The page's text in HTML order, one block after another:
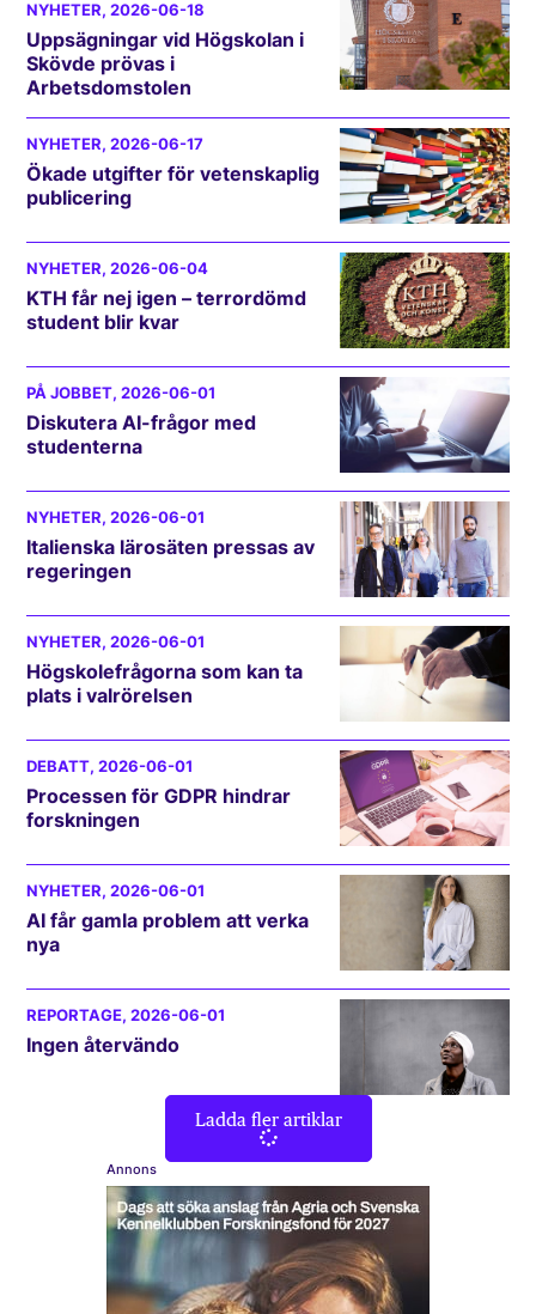
NYHETER, 2026-06-18
Uppsägningar vid Högskolan i
Skövde prövas i
Arbetsdomstolen
NYHETER, 2026-06-17
Ökade utgifter för vetenskaplig
publicering
NYHETER, 2026-06-04
KTH får nej igen – terrordömd
student blir kvar
PÅ JOBBET, 2026-06-01
Diskutera AI-frågor med
studenterna
NYHETER, 2026-06-01
Italienska lärosäten pressas av
regeringen
NYHETER, 2026-06-01
Högskolefrågorna som kan ta
plats i valrörelsen
DEBATT, 2026-06-01
Processen för GDPR hindrar
forskningen
NYHETER, 2026-06-01
AI får gamla problem att verka
nya
REPORTAGE, 2026-06-01
Ingen återvändo
Ladda fler artiklar
Annons